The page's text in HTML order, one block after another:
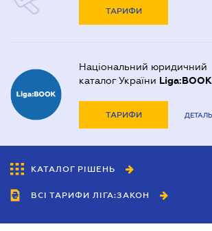
ТАРИФИ
Національний юридичний
каталог України Liga:BOOK
ТАРИФИ
КАТАЛОГ РІШЕНЬ
ВСІ ТАРИФИ ЛІГА:ЗАКОН